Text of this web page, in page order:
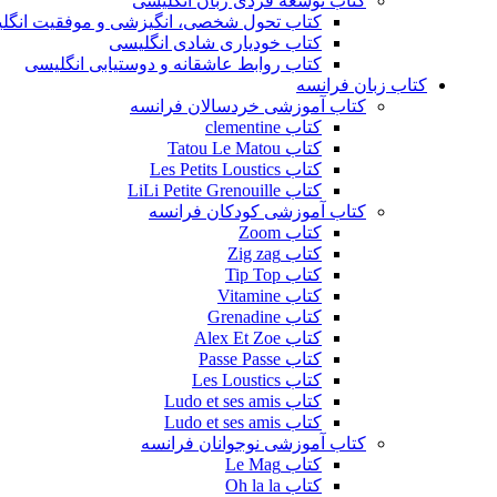
کتاب تحول شخصی، انگیزشی و موفقیت
کتاب خودیاری شادی انگلیسی
کتاب روابط عاشقانه و دوستیابی انگلیسی
کتاب زبان فرانسه
کتاب آموزشی خردسالان فرانسه
کتاب clementine
کتاب Tatou Le Matou
کتاب Les Petits Loustics
کتاب LiLi Petite Grenouille
کتاب آموزشی کودکان فرانسه
کتاب Zoom
کتاب Zig zag
کتاب Tip Top
کتاب Vitamine
کتاب Grenadine
کتاب Alex Et Zoe
کتاب Passe Passe
کتاب Les Loustics
کتاب Ludo et ses amis
کتاب Ludo et ses amis
کتاب آموزشی نوجوانان فرانسه
کتاب Le Mag
کتاب Oh la la